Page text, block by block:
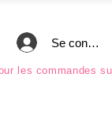
Se
les commandes